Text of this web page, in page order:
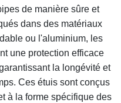
de manière sûre et
dans des matériaux
ou l'aluminium, les
une protection efficace
la longévité et
Ces étuis sont conçus
à la forme spécifique des